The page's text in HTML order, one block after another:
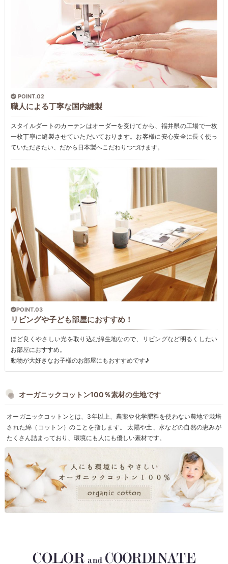
POINT.02
職人による丁寧な国内縫製
スタイルダートのカーテンはオーダーを受けてから、福井県の工場で一枚
一枚丁寧に縫製させていただいております。お客様に安心安全に長く使っ
ていただきたい、だから日本製へこだわりつづけます。
POINT.03
リビングや子ども部屋におすすめ！
ほど良くやさしい光を取り込む綿生地なので、リビングなど明るくしたい
お部屋におすすめ。
動物が大好きなお子様のお部屋にもおすすめです♪
オーガニックコットン100％素材の生地です
オーガニックコットンとは、3年以上、農薬や化学肥料を使わない農地で栽培
された綿（コットン）のことを指します。 太陽や土、水などの自然の恵みが
たくさん詰まっており、環境にも人にも優しい素材です。